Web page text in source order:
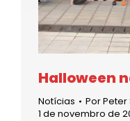
Halloween
Notícias PorPeter
1 de novembro de